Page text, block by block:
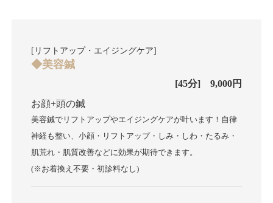
[リフトアップ・エイジングケア]
◆美容鍼
[45分] 9,000円
お顔+頭の鍼
美容鍼でリフトアップやエイジングケアが叶います！自律
神経も整い、小顔・リフトアップ・しみ・しわ・たるみ・
肌荒れ・肌質改善などに効果が期待できます。
(※お着換え不要・初診料なし)